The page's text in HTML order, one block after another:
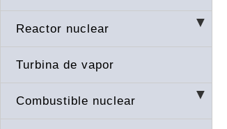
Reactor nuclear
Turbina de vapor
Combustible nuclear